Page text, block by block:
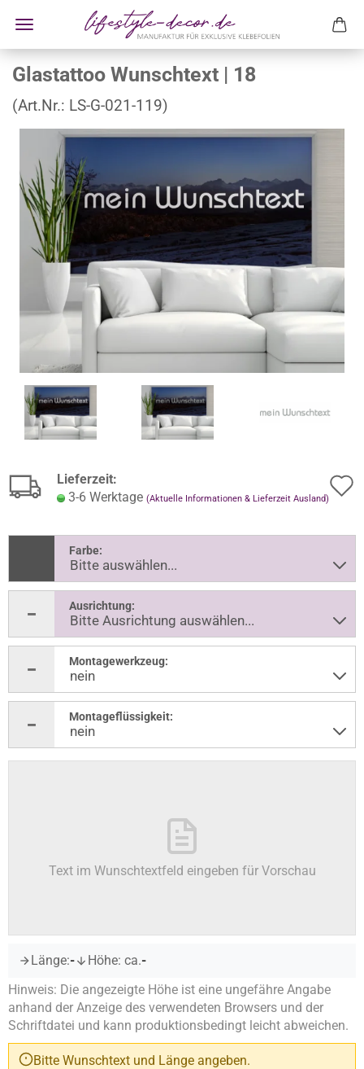
Glastattoo Wunschtext | 18
(Art.Nr.: LS-G-021-119)
Lieferzeit:
3-6 Werktage (Aktuelle Informationen & Lieferzeit Ausland)
Farbe:
Ausrichtung:
Montagewerkzeug:
Montageflüssigkeit:
Text im Wunschtextfeld eingeben für Vorschau
Länge:- Höhe: ca.-
Hinweis: Die angezeigte Höhe ist eine ungefähre Angabe
anhand der Anzeige des verwendeten Browsers und der
Schriftdatei und kann produktionsbedingt leicht abweichen.
Bitte Wunschtext und Länge angeben.